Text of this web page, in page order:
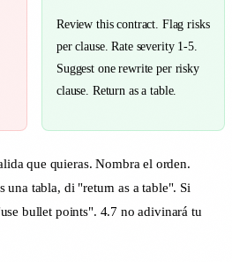
Review this contract. Flag risks
per clause. Rate severity 1-5.
Suggest one rewrite per risky
clause. Return as a table.
que quieras. Nombra el orden.
una tabla, di "return as a table". Si
bullet points". 4.7 no adivinará tu